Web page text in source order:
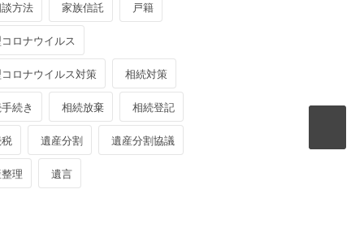
談方法 家族信託 戸籍
ロナウイルス
コロナウイルス対策 相続対策
続き 相続放棄 相続登記
遺産分割 遺産分割協議
理 遺言